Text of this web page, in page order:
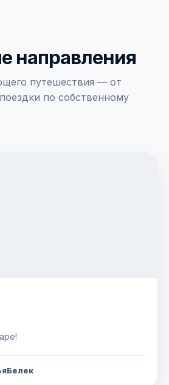
направления
путешествия — от
по собственному
Белек